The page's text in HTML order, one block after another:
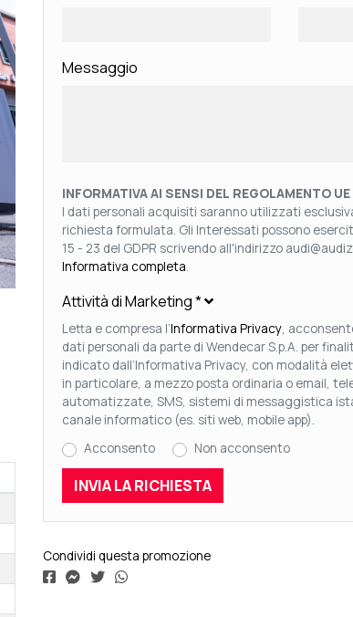
Messaggio
INFORMATIVA AI SENSI DEL REGOLAMENTO
I dati personali acquisiti saranno utilizzati
richiesta formulata. Gli Interessati possono
15 - 23 del GDPR scrivendo all'indirizzo
Informativa completa.
Attività di Marketing*
Letta e compresa l’Informativa Privacy,
dati personali da parte di Wendecar S.p.A. per
indicato dall’Informativa Privacy, con modalità
in particolare, a mezzo posta ordinaria o email,
automatizzate, SMS, sistemi di messaggistica
canale informatico (es. siti web, mobile app).
Acconsento
Non acconsento
Condividi questa promozione